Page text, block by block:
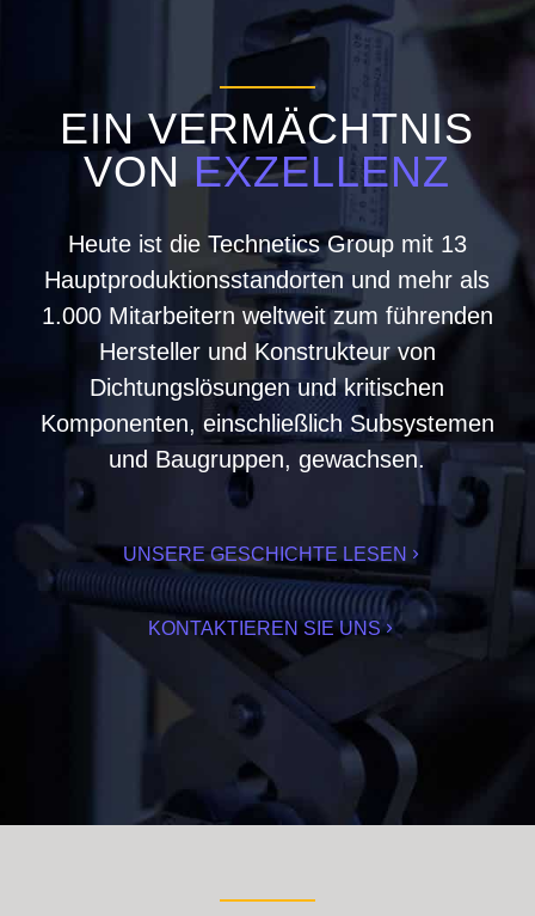
EIN VERMÄCHTNIS
VONEXZELLENZ
Heute ist die Technetics Group mit 13
Hauptproduktionsstandorten und mehr als
1.000 Mitarbeitern weltweit zum führenden
Hersteller und Konstrukteur von
Dichtungslösungen und kritischen
Komponenten, einschließlich Subsystemen
und Baugruppen, gewachsen.
UNSERE GESCHICHTE LESEN
KONTAKTIEREN SIE UNS